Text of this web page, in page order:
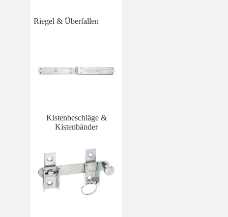
Riegel & Überfallen
Kistenbeschläge &
Kistenbänder